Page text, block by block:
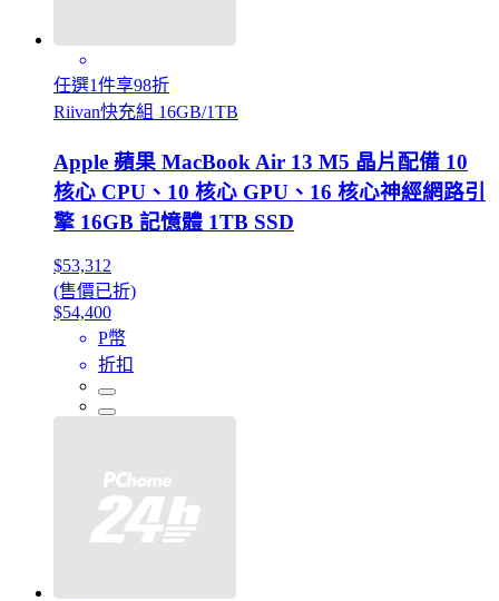
任選1件享98折
Riivan快充組 16GB/1TB
Apple 蘋果 MacBook Air 13 M5 晶片配備 10
核心 CPU、10 核心 GPU、16 核心神經網路引
擎 16GB 記憶體 1TB SSD
$53,312
(售價已折)
$54,400
P幣
折扣